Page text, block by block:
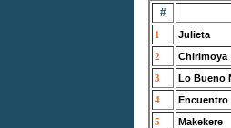
#
1 Julieta
2
Chirimoya
3
Lo Bueno
4
Encuentro
5
Makekere